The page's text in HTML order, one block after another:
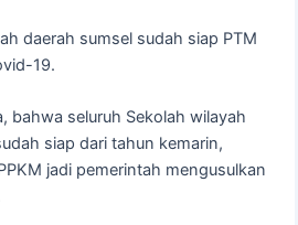
daerah sumsel sudah siap PTM
19.
bahwa seluruh Sekolah wilayah
siap dari tahun kemarin,
jadi pemerintah mengusulkan